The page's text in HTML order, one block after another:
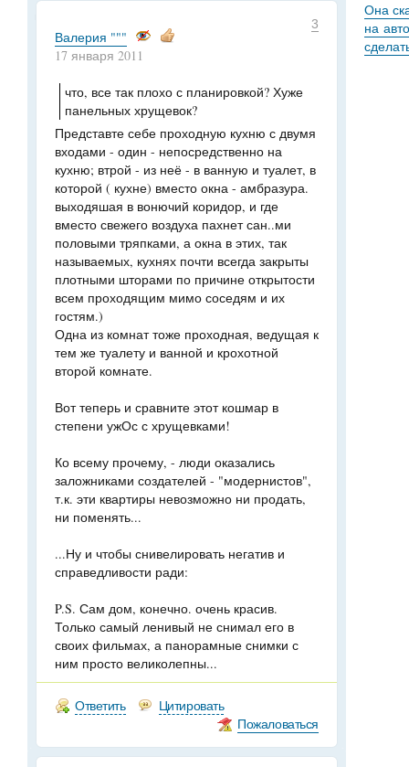
3
Валерия """
17 января 2011
что, все так плохо с планировкой? Хуже
панельных хрущевок?
Представте себе проходную кухню с двумя
входами - один - непосредственно на
кухню; втрой - из неё - в ванную и туалет, в
которой ( кухне) вместо окна - амбразура.
выходяшая в вонючий коридор, и где
вместо свежего воздуха пахнет сан..ми
половыми тряпками, а окна в этих, так
называемых, кухнях почти всегда закрыты
плотными шторами по причине открытости
всем проходящим мимо соседям и их
гостям.)
Одна из комнат тоже проходная, ведущая к
тем же туалету и ванной и крохотной
второй комнате.
Вот теперь и сравните этот кошмар в
степени ужОс с хрущевками!
Ко всему прочему, - люди оказались
заложниками создателей - "модернистов",
т.к. эти квартиры невозможно ни продать,
ни поменять...
...Ну и чтобы снивелировать негатив и
справедливости ради:
P.S. Сам дом, конечно. очень красив.
Только самый ленивый не снимал его в
своих фильмах, а панорамные снимки с
ним просто великолепны...
Ответить
Цитировать
Пожаловаться
Она
на